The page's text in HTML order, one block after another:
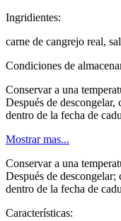
Ingridientes:
carne de cangrejo real, sal
Condiciones de
Conservar a una
Después de
dentro de la fecha de
Mostrar mas...
Conservar a una
Después de
dentro de la fecha de
Características: